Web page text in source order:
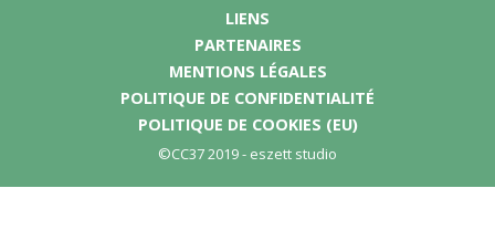
LIENS
PARTENAIRES
MENTIONS LÉGALES
POLITIQUE DE CONFIDENTIALITÉ
POLITIQUE DE COOKIES (EU)
©CC37 2019 - eszett studio